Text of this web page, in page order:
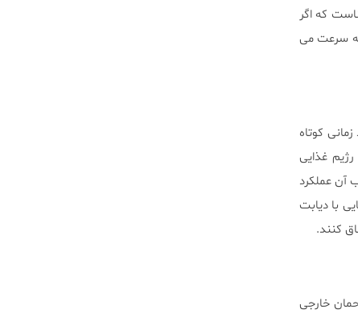
که اگر
سرعت می
کوتاه
غذایی
آن عملکرد
با دیابت
خارجی